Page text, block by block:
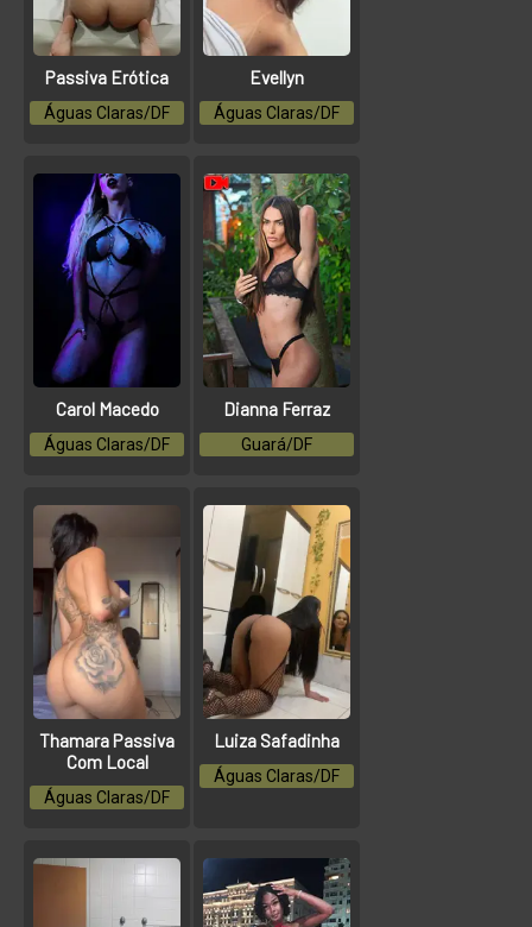
Passiva Erótica
Águas Claras/DF
Evellyn
Águas Claras/DF
Carol Macedo
Águas Claras/DF
Dianna Ferraz
Guará/DF
Thamara Passiva
Com Local
Águas Claras/DF
Luiza Safadinha
Águas Claras/DF